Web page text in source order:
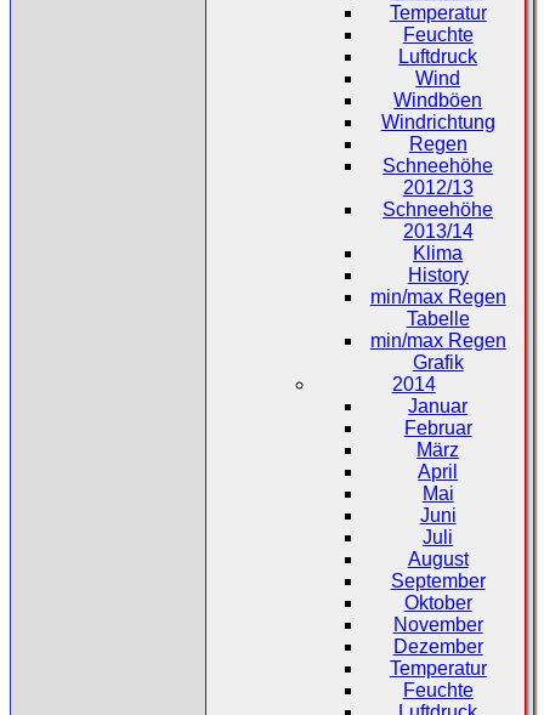
Temperatur
Feuchte
Luftdruck
Wind
Windböen
Windrichtung
Regen
Schneehöhe
2012/13
Schneehöhe
2013/14
Klima
History
min/max Regen
Tabelle
min/max Regen
Grafik
2014
Januar
Februar
März
April
Mai
Juni
Juli
August
September
Oktober
November
Dezember
Temperatur
Feuchte